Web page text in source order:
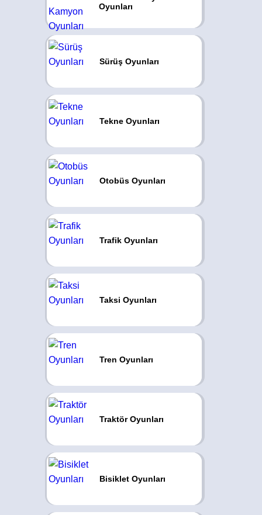
Oyunları
Sürüş Oyunları
Tekne Oyunları
Otobüs Oyunları
Trafik Oyunları
Taksi Oyunları
Tren Oyunları
Traktör Oyunları
Bisiklet Oyunları